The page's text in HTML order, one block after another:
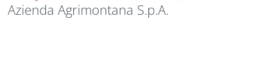
Azienda Agrimontana S.p.A.